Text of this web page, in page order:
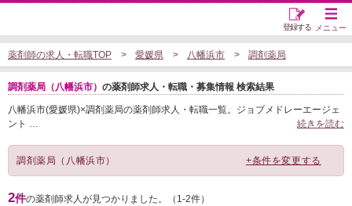
メニュー
登録する
薬剤師の求人・転職TOP 愛媛県 八幡浜市 調剤薬局
調剤薬局（八幡浜市） の薬剤師求人・転職・募集情報 検索結果
八幡浜市(愛媛県)×調剤薬局の薬剤師求人・転職一覧。ジョブメドレーエージェ
ント … 続きを読む
調剤薬局（八幡浜市） +条件を変更する
2件の薬剤師求人が見つかりました。（1-2件）